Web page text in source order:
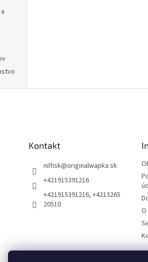
Kontakt
nilfisk@originalwapka.sk
+421915391216
+421915391216, +4213265
20510
O